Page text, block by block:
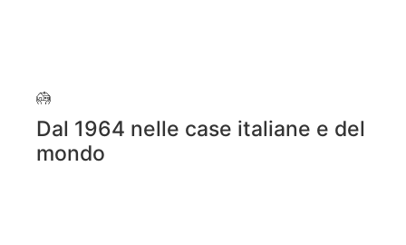
Dal 1964 nelle case italiane e del
mondo